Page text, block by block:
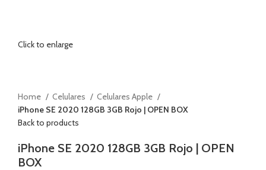
Click to enlarge
Home Celulares
Celulares Apple
iPhone SE 2020 128GB 3GB Rojo | OPEN BOX
Back to products
iPhone SE 2020 128GB 3GB Rojo | OPEN
BOX